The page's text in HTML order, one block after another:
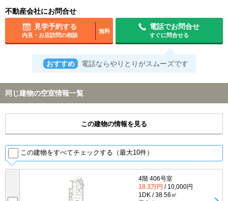
不動産会社にお問合せ
見学予約する
内見・お店訪問の相談
無料
電話でお問合せ
すぐに問合せる
おすすめ 電話ならやりとりがスムーズです
同じ建物の空室情報一覧
この建物の情報を見る
この建物をすべてチェックする（最大10件）
4階 406号室
18.3万円 / 10,000円
1DK / 38.56㎡